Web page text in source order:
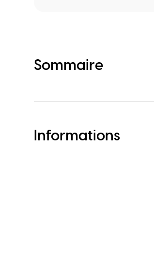
Sommaire
Informations